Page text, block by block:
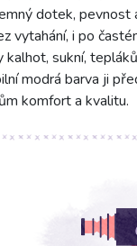
dotek, pevnost
vytahání, i po
sukní,
modrá barva ji
komfort a kvalitu.